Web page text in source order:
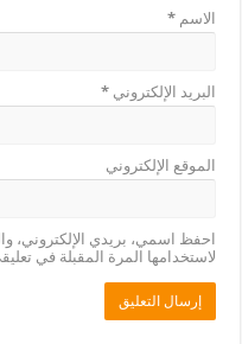
الاسم*
البريد الإلكتروني*
الموقع الإلكتروني
احفظ اسمي، بريدي الإلكتروني،
لاستخدامها المرة المقبلة في